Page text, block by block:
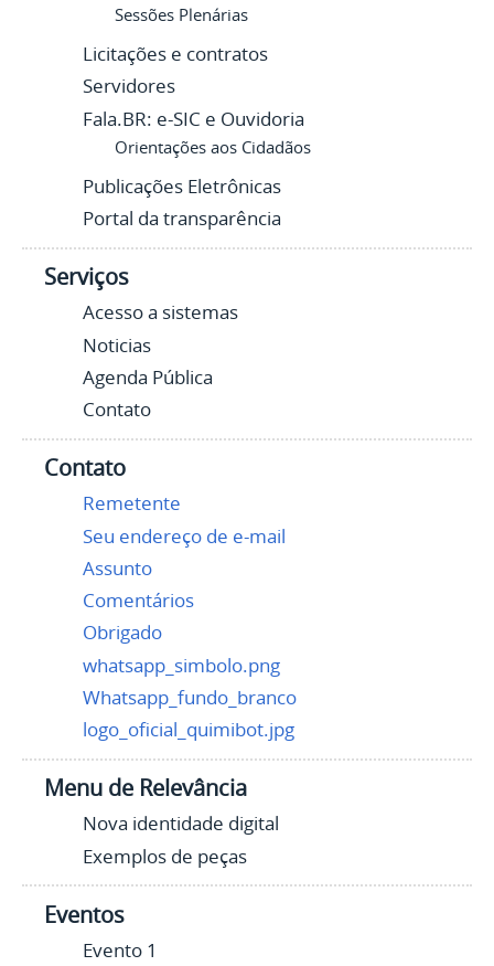
Sessões Plenárias
Licitações e contratos
Servidores
Fala.BR: e-SIC e Ouvidoria
Orientações aos Cidadãos
Publicações Eletrônicas
Portal da transparência
Serviços
Acesso a sistemas
Noticias
Agenda Pública
Contato
Contato
Remetente
Seu endereço de e-mail
Assunto
Comentários
Obrigado
whatsapp_simbolo.png
Whatsapp_fundo_branco
logo_oficial_quimibot.jpg
Menu de Relevância
Nova identidade digital
Exemplos de peças
Eventos
Evento 1